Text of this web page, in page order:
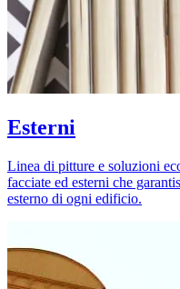
Esterni
Linea di pitture e soluzioni
facciate ed esterni che
esterno di ogni edificio.